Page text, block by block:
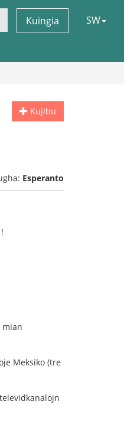
Kuingia SW
Kujibu
Esperanto
mian
Meksiko (tre